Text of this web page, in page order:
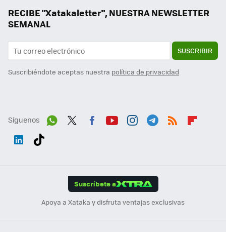
RECIBE "Xatakaletter", NUESTRA NEWSLETTER
SEMANAL
SUSCRIBIR
Suscribiéndote aceptas nuestra política de privacidad
Síguenos
Suscríbete a
Apoya a Xataka y disfruta ventajas exclusivas